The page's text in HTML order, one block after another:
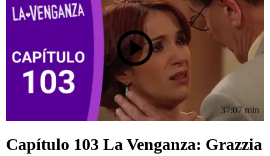
37:07 min
Capítulo 103 La Venganza: Grazzia